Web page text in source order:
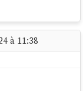
à 11:38